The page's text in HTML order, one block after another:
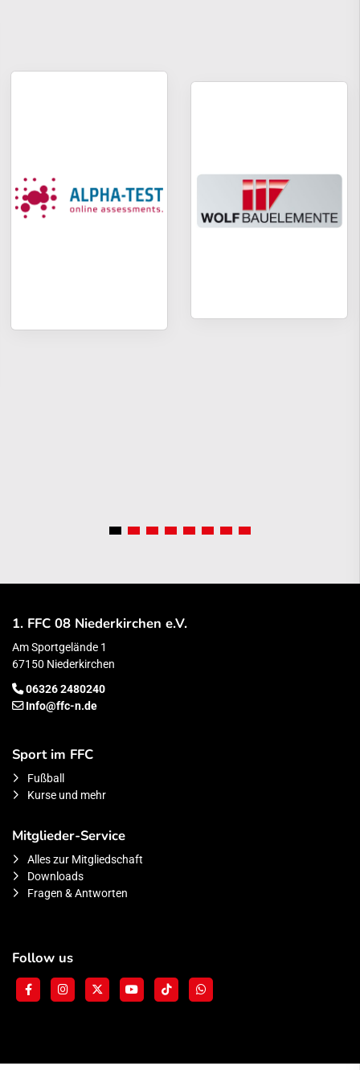
1. FFC 08 Niederkirchen e.V.
Am Sportgelände 1
67150 Niederkirchen
06326 2480240
Info@ffc-n.de
Sport im FFC
Fußball
Kurse und mehr
Mitglieder-Service
Alles zur Mitgliedschaft
Downloads
Fragen & Antworten
Follow us